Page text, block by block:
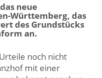
neue
Württemberg, das
des Grundstücks
an.
noch nicht
mit einer